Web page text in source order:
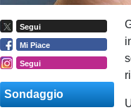
Segui
Mi Piace
Segui
Sondaggio